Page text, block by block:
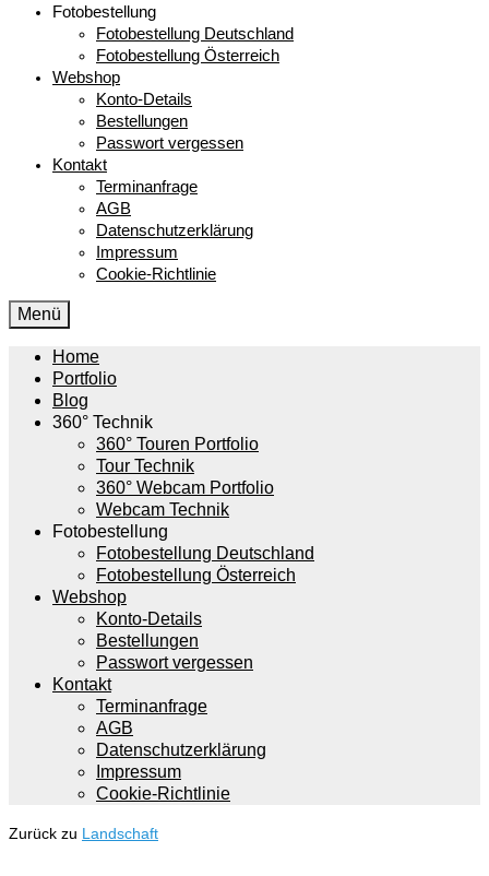
Fotobestellung
Fotobestellung Deutschland
Fotobestellung Österreich
Webshop
Konto-Details
Bestellungen
Passwort vergessen
Kontakt
Terminanfrage
AGB
Datenschutzerklärung
Impressum
Cookie-Richtlinie
Menü
Home
Portfolio
Blog
360° Technik
360° Touren Portfolio
Tour Technik
360° Webcam Portfolio
Webcam Technik
Fotobestellung
Fotobestellung Deutschland
Fotobestellung Österreich
Webshop
Konto-Details
Bestellungen
Passwort vergessen
Kontakt
Terminanfrage
AGB
Datenschutzerklärung
Impressum
Cookie-Richtlinie
Zurück zu Landschaft